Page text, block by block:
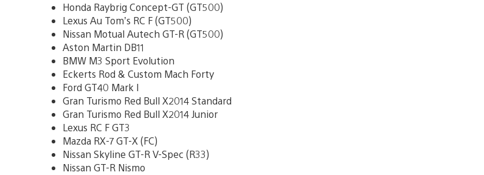
Honda Raybrig Concept-GT (GT500)
Lexus Au Tom’s RC F (GT500)
Nissan Motual Autech GT-R (GT500)
Aston Martin DB11
BMW M3 Sport Evolution
Eckerts Rod & Custom Mach Forty
Ford GT40 Mark I
Gran Turismo Red Bull X2014 Standard
Gran Turismo Red Bull X2014 Junior
Lexus RC F GT3
Mazda RX-7 GT-X (FC)
Nissan Skyline GT-R V-Spec (R33)
Nissan GT-R Nismo